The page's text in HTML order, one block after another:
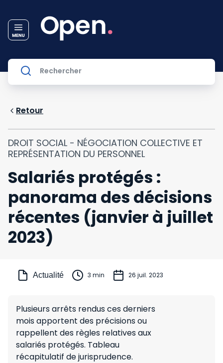
Retour
DROIT SOCIAL - NÉGOCIATION COLLECTIVE ET
REPRÉSENTATION DU PERSONNEL
Salariés protégés :
panorama des décisions
récentes (janvier à juillet
2023)
Actualité 3 min 26 juil. 2023
Plusieurs arrêts rendus ces derniers
mois apportent des précisions ou
rappellent des règles relatives aux
salariés protégés. Tableau
récapitulatif de jurisprudence.